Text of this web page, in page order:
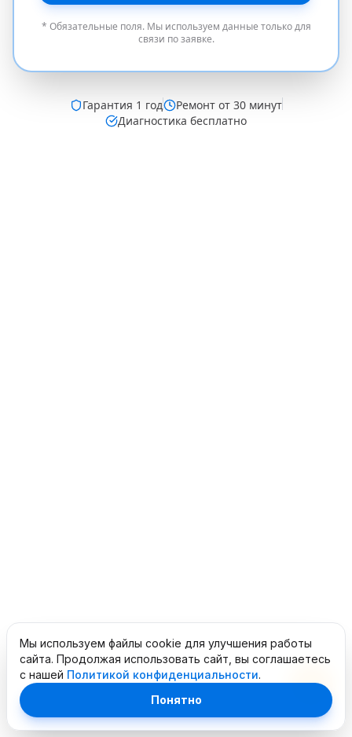
* Обязательные поля. Мы используем данные только для
связи по заявке.
Гарантия 1 год
Ремонт от 30 минут
Диагностика бесплатно
Мы используем файлы cookie для улучшения работы
сайта. Продолжая использовать сайт, вы соглашаетесь
с нашей Политикой конфиденциальности.
Понятно